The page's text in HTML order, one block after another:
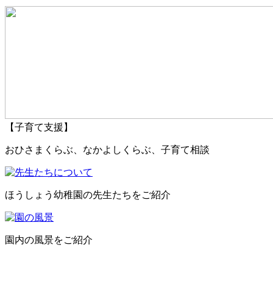
【子育て支援】
おひさまくらぶ、なかよしくらぶ、子育て相談
ほうしょう幼稚園の先生たちをご紹介
園内の風景をご紹介